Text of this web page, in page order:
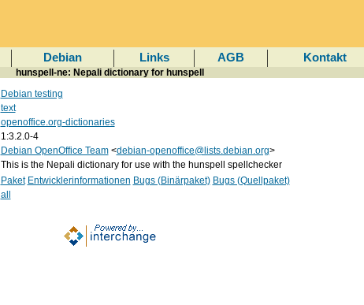
Debian Links AGB Kontakt
hunspell-ne: Nepali dictionary for hunspell
Debian testing
text
openoffice.org-dictionaries
1:3.2.0-4
Debian OpenOffice Team<debian-openoffice@lists.debian.org>
This is the Nepali dictionary for use with the hunspell spellchecker
Paket Entwicklerinformationen Bugs (Binärpaket) Bugs (Quellpaket)
all